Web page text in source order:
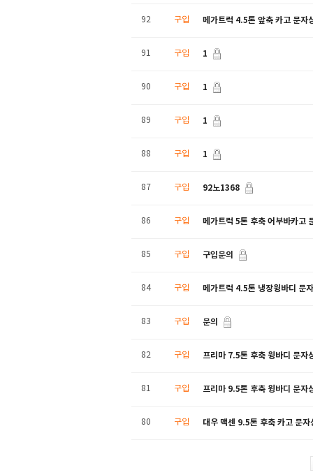
92 구입 메가트럭 4.5톤 앞축 카고 문자
91 구입 1
90 구입 1
89 구입 1
88 구입 1
87 구입 92노1368
86 구입 메가트럭 5톤 후축 어부바카고
85 구입 구입문의
84 구입 메가트럭 4.5톤 냉장윙바디 문
83 구입 문의
82 구입 프리마 7.5톤 후축 윙바디 문자
81 구입 프리마 9.5톤 후축 윙바디 문자
80 구입 대우 맥센 9.5톤 후축 카고 문자